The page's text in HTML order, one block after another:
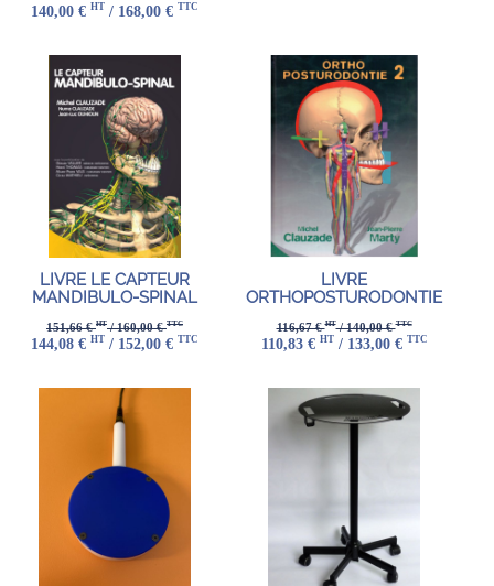
140,00 € HT / 168,00 € TTC
LIVRE LE CAPTEUR
MANDIBULO-SPINAL
151,66 €HT/ 160,00 €TTC
144,08 € HT / 152,00 € TTC
LIVRE
ORTHOPOSTURODONTIE
116,67 €HT/ 140,00 €TTC
110,83 € HT / 133,00 € TTC